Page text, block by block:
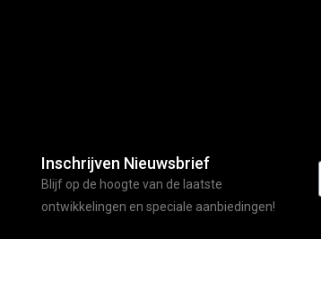
Inschrijven Nieuwsbrief
Blijf op de hoogte van de laatste
ontwikkelingen en speciale aanbiedingen!